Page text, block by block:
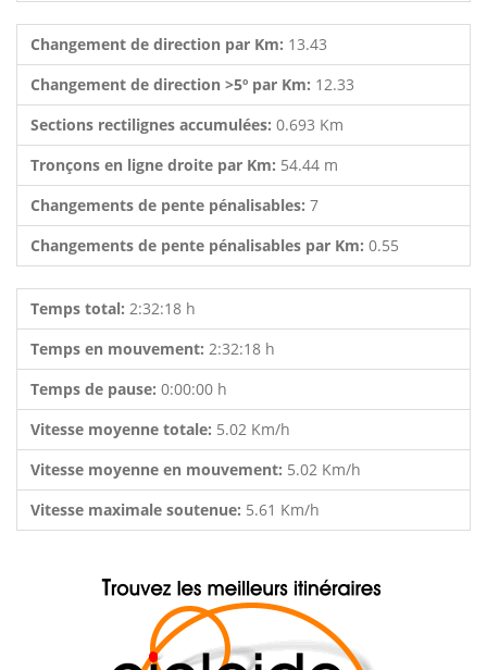
Changement de direction par Km: 13.43
Changement de direction >5º par Km: 12.33
Sections rectilignes accumulées: 0.693 Km
Tronçons en ligne droite par Km: 54.44 m
Changements de pente pénalisables: 7
Changements de pente pénalisables par Km: 0.55
Temps total: 2:32:18 h
Temps en mouvement: 2:32:18 h
Temps de pause: 0:00:00 h
Vitesse moyenne totale: 5.02 Km/h
Vitesse moyenne en mouvement: 5.02 Km/h
Vitesse maximale soutenue: 5.61 Km/h